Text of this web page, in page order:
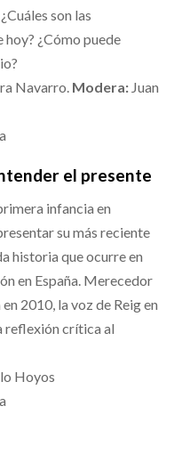
son las
hoy? ¿Cómo puede
Navarro. Modera: Juan
el presente
infancia en
su más reciente
historia que ocurre en
en España. Merecedor
2010, la voz de Reig en
reflexión crítica al
Hoyos